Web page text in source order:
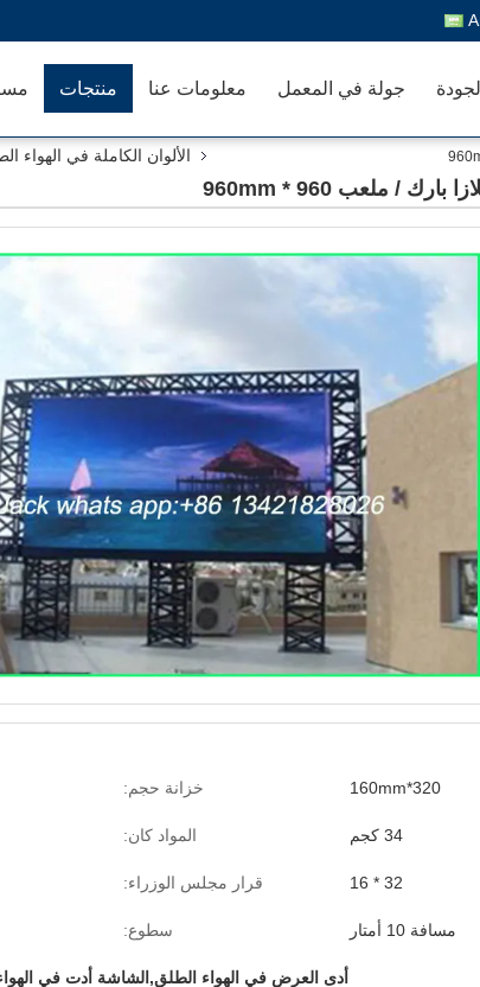
منتجات معلومات عنا جولة في المعمل
الألوان الكاملة في الهواء
320*160mm خزانة حجم:
34 كجم المواد كان:
32 * 16 قرار مجلس الوزراء:
مسافة 10 أمتار سطوع:
أدى العرض في الهواء الطلق,الشاشة أدت في